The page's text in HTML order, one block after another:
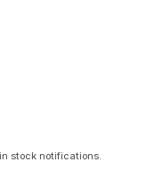
stock notifications.